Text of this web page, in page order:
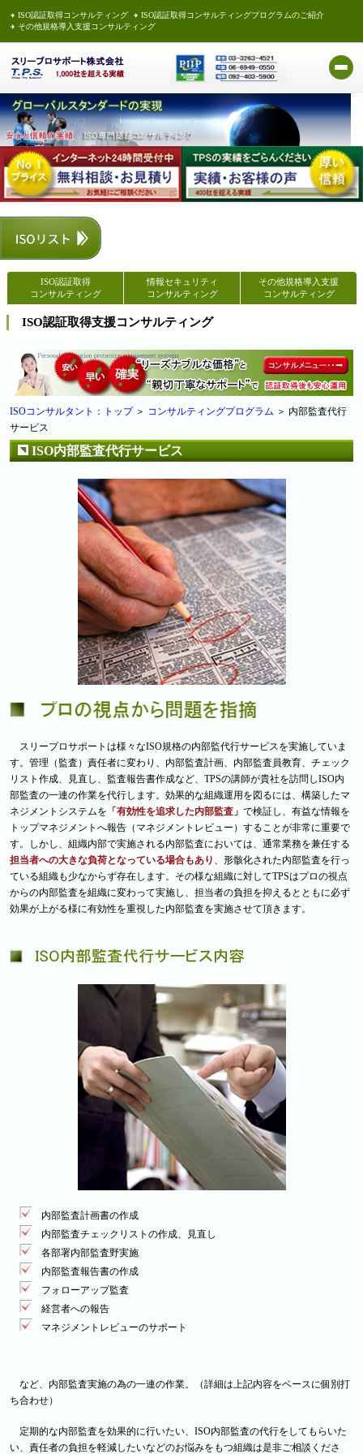
ISO認証取得コンサルティング
ISO認証取得コンサルティングプログラムのご紹介
その他規格導入支援コンサルティング
ISO認証取得
コンサルティング
情報セキュリティ
コンサルティング
その他規格導入支援
コンサルティング
ISO認証取得支援コンサルティング
ISOコンサルタント：トップ＞ コンサルティングプログラム ＞ 内部監査代行
サービス
ISO内部監査代行サービス
スリープロサポートは様々なISO規格の内部監代行サービスを実施していま
す。管理（監査）責任者に変わり、内部監査計画、内部監査員教育、チェック
リスト作成、見直し、監査報告書作成など、TPSの講師が貴社を訪問しISO内
部監査の一連の作業を代行します。効果的な組織運用を図るには、構築したマ
ネジメントシステムを 「有効性を追求した内部監査」 で検証し、有益な情報を
トップマネジメントへ報告（マネジメントレビュー）することが非常に重要で
す。しかし、組織内部で実施される内部監査においては、通常業務を兼任する
担当者への大きな負荷となっている場合もあり 、形骸化された内部監査を行っ
ている組織も少なからず存在します。その様な組織に対してTPSはプロの視点
からの内部監査を組織に変わって実施し、担当者の負担を抑えるとともに必ず
効果が上がる様に有効性を重視した内部監査を実施させて頂きます。
内部監査計画書の作成
内部監査チェックリストの作成、見直し
各部署内部監査野実施
内部監査報告書の作成
フォローアップ監査
経営者への報告
マネジメントレビューのサポート
など、内部監査実施の為の一連の作業。（詳細は上記内容をベースに個別打
ち合わせ）
定期的な内部監査を効果的に行いたい、ISO内部監査の代行をしてもらいた
い、責任者の負担を軽減したいなどのお悩みをもつ組織は是非ご相談くださ